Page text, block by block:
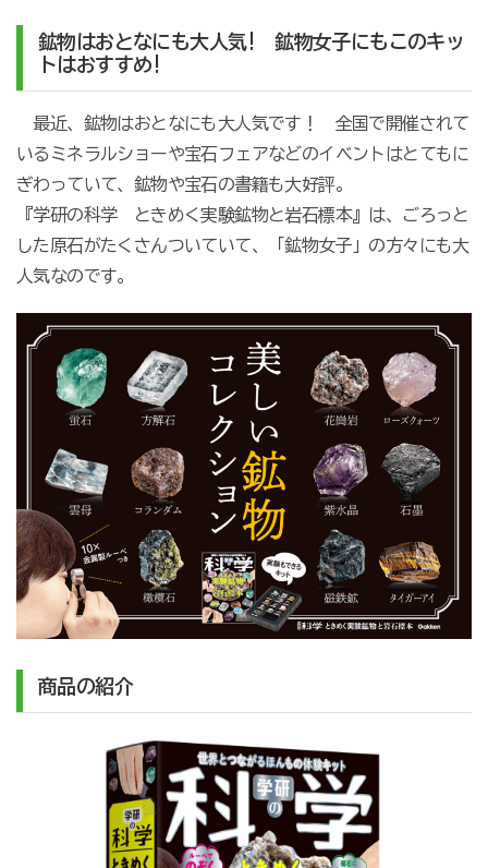
鉱物はおとなにも大人気! 鉱物女子にもこのキッ
トはおすすめ!
最近、鉱物はおとなにも大人気です！ 全国で開催されて
いるミネラルショーや宝石フェアなどのイベントはとてもに
ぎわっていて、鉱物や宝石の書籍も大好評。
『学研の科学 ときめく実験鉱物と岩石標本』は、ごろっと
した原石がたくさんついていて、「鉱物女子」の方々にも大
人気なのです。
商品の紹介